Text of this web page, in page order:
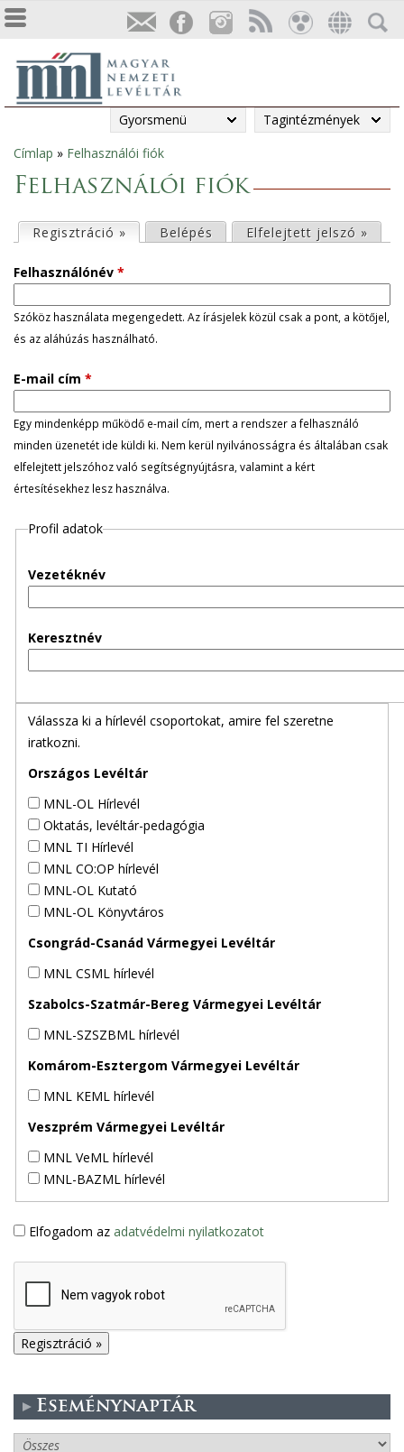
Gyorsmenü Tagintézmények
Jelenlegi
hely
Címlap » Felhasználói fiók
Felhasználói fiók
l
s
ő
d
l
e
g
e
Regisztráció » (aktív fül)
Belépés Elfelejtett jelszó »
Felhasználónév *
Szóköz használata megengedett. Az írásjelek közül csak a pont, a kötőjel,
és az aláhúzás használható.
E-mail cím *
Egy mindenképp működő e-mail cím, mert a rendszer a felhasználó
minden üzenetét ide küldi ki. Nem kerül nyilvánosságra és általában csak
elfelejtett jelszóhoz való segítségnyújtásra, valamint a kért
értesítésekhez lesz használva.
Profil adatok
Vezetéknév
Keresztnév
Válassza ki a hírlevél csoportokat, amire fel szeretne
iratkozni.
Országos Levéltár
MNL-OL Hírlevél
Oktatás, levéltár-pedagógia
MNL TI Hírlevél
MNL CO:OP hírlevél
MNL-OL Kutató
MNL-OL Könyvtáros
Csongrád-Csanád Vármegyei Levéltár
MNL CSML hírlevél
Szabolcs-Szatmár-Bereg Vármegyei Levéltár
MNL-SZSZBML hírlevél
Komárom-Esztergom Vármegyei Levéltár
MNL KEML hírlevél
Veszprém Vármegyei Levéltár
MNL VeML hírlevél
MNL-BAZML hírlevél
Elfogadom az adatvédelmi nyilatkozatot
Eseménynaptár